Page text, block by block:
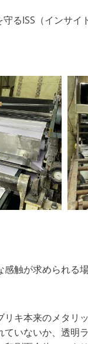
るISS（インサ
触が求められる
キ本来のメタリ
いないか、透明